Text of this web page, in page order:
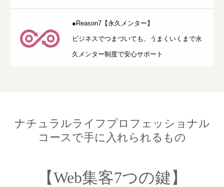
●Reason7【永久メンター】
ビジネスでつまづいても、うまくいくまで永
久メンター制度で安心サポート
ナチュラルライフプロフェッショナル
コースで手に入れられるもの
【Web集客7つの鍵】